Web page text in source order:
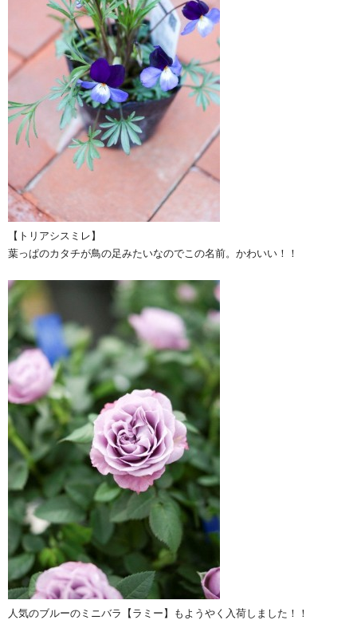
【トリアシスミレ】
葉っぱのカタチが鳥の足みたいなのでこの名前。かわいい！！
人気のブルーのミニバラ【ラミー】もようやく入荷しました！！